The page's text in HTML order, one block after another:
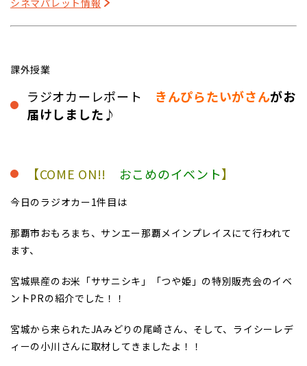
課外授業
ラジオカーレポート きんぴらたいがさんがお
届けしました♪
【COME ON!! おこめのイベント】
今日のラジオカー1件目は
那覇市おもろまち、サンエー那覇メインプレイスにて行われて
ます、
宮城県産のお米「ササニシキ」「つや姫」の特別販売会のイベ
ントPRの紹介でした！！
宮城から来られたJAみどりの尾崎さん、そして、ライシーレデ
ィーの小川さんに取材してきましたよ！！